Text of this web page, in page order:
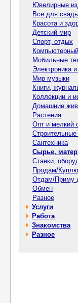
Ювелирные
Все для
Красота и
Детский мир
Спорт, отдых
Мобильные
Электроника
Мир музыки
Книги,
Коллекции и
Домашние
Растения
Опт и мелкий
Сантехника
Сырье,
Станки,
Продам/
Отдам/Приму
Обмен
Разное
Услуги
Работа
Знакомства
Разное